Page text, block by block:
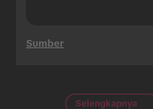
Sumber
Selengkapnya